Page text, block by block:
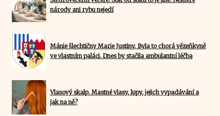
národy ani rybu nejedí
Mánie šlechtičny Marie Justiny. Byla to chorá vězeňkyně
ve vlastním paláci. Dnes by stačila ambulantní léčba
Vlasový skalp. Mastné vlasy, lupy, jejich vypadávání a
jak na ně?